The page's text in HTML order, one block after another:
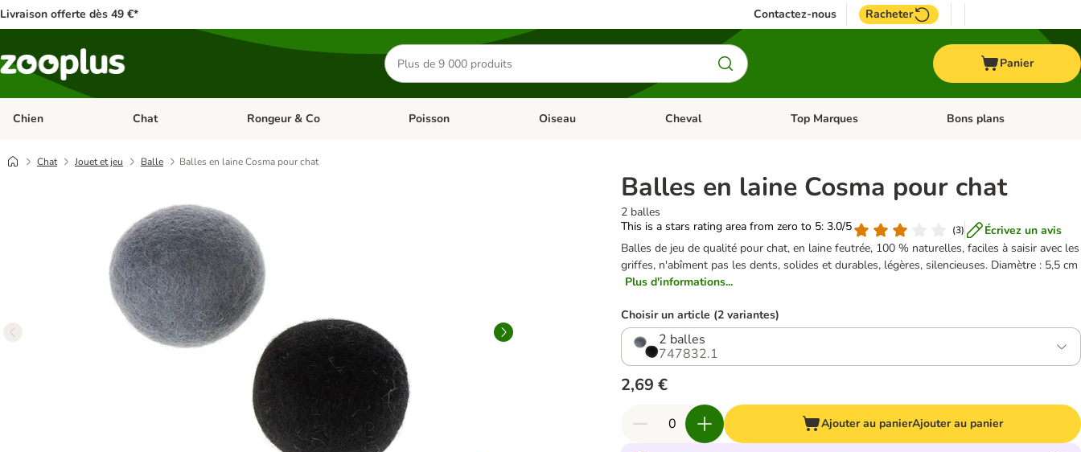
Livraison offerte dès 49 €* Contactez-nous Racheter
Rechercher
des
produits
Panier
Chien Dérouler les catégories: Chien
Chat Dérouler les catégories: Chat
Rongeur & Co Dérouler les catégories: Rongeur & Co
Poisson Dérouler les catégories: Poisson
Oiseau Dérouler les catégories: Oiseau
Cheval Dérouler les catégories: Cheval
Top Marques Dérouler les catégories: Top
Bons plans
Chat Jouet et jeu Balle Balles en laine Cosma pour chat
Balles en laine Cosma pour chat
2 balles
This is a stars rating area from zero to 5: 3.0/5
(3)
Écrivez un avis
Balles de jeu de qualité pour chat, en laine feutrée, 100 % naturelles, faciles à saisir avec les
griffes, n'abîment pas les dents, solides et durables, légères, silencieuses. Diamètre : 5,5 cm
Plus d'informations...
Choisir un article (2 variantes)
2 balles
747832.1
2,69 €
Ajouter au panierAjouter au panier